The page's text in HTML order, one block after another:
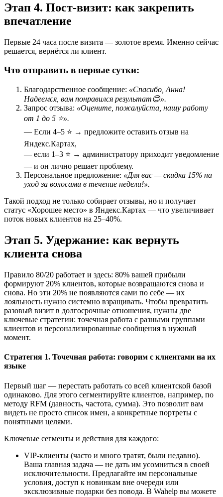
Этап 4. Пост-визит: как закрепить
впечатление
Первые 24 часа после визита — золотое время. Именно сейчас
решается, вернётся ли клиент.
Что отправить в первые сутки:
Благодарственное сообщение: «Спасибо, Анна!
Надеемся, вам понравился результат😊».
Запрос отзыва: «Оцените, пожалуйста, нашу работу
от 1 до 5 ⭐».
— Если 4–5 ⭐ → предложите оставить отзыв на
Яндекс.Картах,
— если 1–3 ⭐ → администратору приходит уведомление
— и он лично решает проблему.
Персональное предложение: «Для вас — скидка 15% на
уход за волосами в течение недели!».
Такой подход не только собирает отзывы, но и получает
статус «Хорошее место» в Яндекс.Картах — что увеличивает
поток новых клиентов на 25–40%.
Этап 5. Удержание: как вернуть
клиента снова
Правило 80/20 работает и здесь: 80% вашей прибыли
формируют 20% клиентов, которые возвращаются снова и
снова. Но эти 20% не появляются сами по себе — их
лояльность нужно системно взращивать. Чтобы превратить
разовый визит в долгосрочные отношения, нужны две
ключевые стратегии: точечная работа с разными группами
клиентов и персонализированные сообщения в нужный
момент.
Стратегия 1. Точечная работа: говорим с клиентами на их
языке
Первый шаг — перестать работать со всей клиентской базой
одинаково. Для этого сегментируйте клиентов, например, по
методу RFM (давность, частота, сумма). Это позволит вам
видеть не просто список имен, а конкретные портреты с
понятными целями.
Ключевые сегменты и действия для каждого:
VIP-клиенты (часто и много тратят, были недавно).
Ваша главная задача — не дать им усомниться в своей
исключительности. Предлагайте им персональные
условия, доступ к новинкам вне очереди или
эксклюзивные подарки без повода. В Wahelp вы можете